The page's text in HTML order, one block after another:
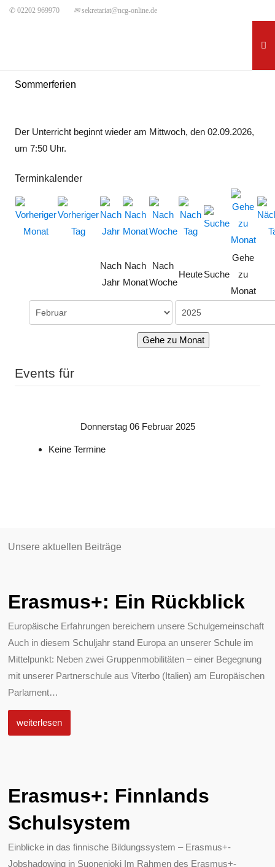
✆ 02202 969970 ✉sekretariat@ncg-online.de
Sommerferien
Der Unterricht beginnt wieder am Mittwoch, den 02.09.2026,
um 7:50 Uhr.
Terminkalender
Nach
Jahr
Nach
Monat
Nach
Woche
HeuteSuche
Gehe
zu
Monat
Gehe zu Monat
Events für
Donnerstag 06 Februar 2025
Keine Termine
Unsere aktuellen Beiträge
Erasmus+: Ein Rückblick
Europäische Erfahrungen bereichern unsere Schulgemeinschaft
Auch in diesem Schuljahr stand Europa an unserer Schule im
Mittelpunkt: Neben zwei Gruppenmobilitäten – einer Begegnung
mit unserer Partnerschule aus Viterbo (Italien) am Europäischen
Parlament…
weiterlesen
Erasmus+: Finnlands
Schulsystem
Einblicke in das finnische Bildungssystem – Erasmus+-
Jobshadowing in Suonenjoki Im Rahmen des Erasmus+-